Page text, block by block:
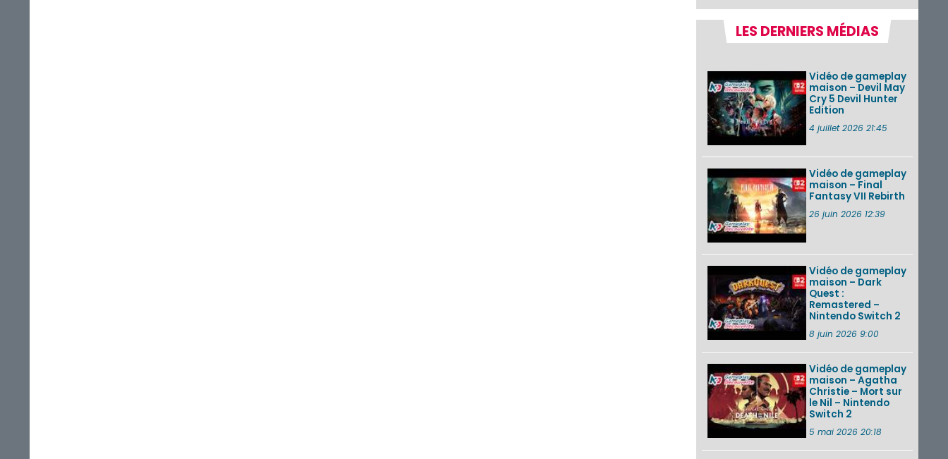
des séquences de
game...
Pokémon GO : les
Un Fire Emblem :
Fortune’s Weave
Direct d’environ 20
août 2026...
Les sorties eShop de
la semaine 31 de
2026 (Xenoblade
Chronicles 2 –
VOIR PLUS DE NEWS
LES DERNIERS MÉDIAS
Vidéo de gameplay
maison – Devil May
Cry 5 Devil Hunter
Edition
4 juillet 2026 21:45
Vidéo de gameplay
maison – Final
Fantasy VII Rebirth
26 juin 2026 12:39
Vidéo de gameplay
maison – Dark
Quest :
Remastered –
Nintendo Switch 2
8 juin 2026 9:00
Vidéo de gameplay
maison – Agatha
Christie – Mort sur
le Nil – Nintendo
Switch 2
5 mai 2026 20:18